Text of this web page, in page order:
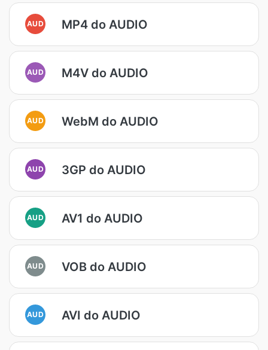
AUD MP4 do AUDIO
AUD M4V do AUDIO
AUD WebM do AUDIO
AUD 3GP do AUDIO
AUD AV1 do AUDIO
AUD VOB do AUDIO
AUD AVI do AUDIO